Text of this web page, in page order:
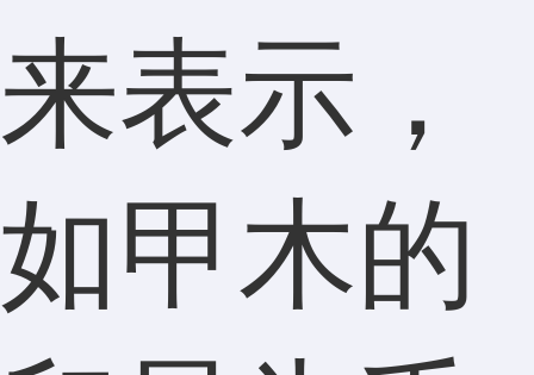
来表示，
如甲木的